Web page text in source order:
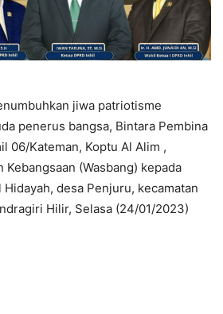
jiwa patriotisme
penerus bangsa, Bintara Pembina
06/Kateman, Koptu Al Alim ,
Kebangsaan (Wasbang) kepada
desa Penjuru, kecamatan
Hilir, Selasa (24/01/2023)